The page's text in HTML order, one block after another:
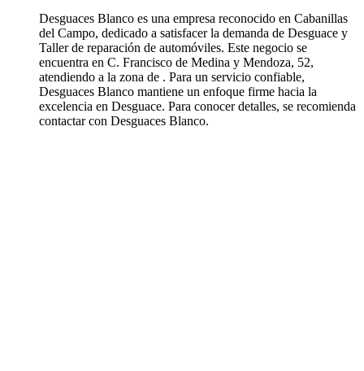
Desguaces Blanco es una empresa reconocido en Cabanillas
del Campo, dedicado a satisfacer la demanda de Desguace y
Taller de reparación de automóviles. Este negocio se
encuentra en C. Francisco de Medina y Mendoza, 52,
atendiendo a la zona de . Para un servicio confiable,
Desguaces Blanco mantiene un enfoque firme hacia la
excelencia en Desguace. Para conocer detalles, se recomienda
contactar con Desguaces Blanco.